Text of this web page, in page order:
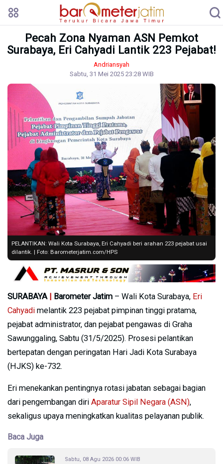
Pecah Zona Nyaman ASN Pemkot
Surabaya, Eri Cahyadi Lantik 223 Pejabat!
Andriansyah
Sabtu, 31 Mei 2025 23:28 WIB
PELANTIKAN: Wali Kota Surabaya, Eri Cahyadi beri arahan 223 pejabat usai
dilantik. | Foto: Barometerjatim.com/HPS
SURABAYA | Barometer Jatim – Wali Kota Surabaya, Eri
Cahyadi melantik 223 pejabat pimpinan tinggi pratama,
pejabat administrator, dan pejabat pengawas di Graha
Sawunggaling, Sabtu (31/5/2025). Prosesi pelantikan
bertepatan dengan peringatan Hari Jadi Kota Surabaya
(HJKS) ke-732.
Eri menekankan pentingnya rotasi jabatan sebagai bagian
dari pengembangan diri Aparatur Sipil Negara (ASN),
sekaligus upaya meningkatkan kualitas pelayanan publik.
Baca Juga
Sabtu, 08 Agu 2026 00:06 WIB